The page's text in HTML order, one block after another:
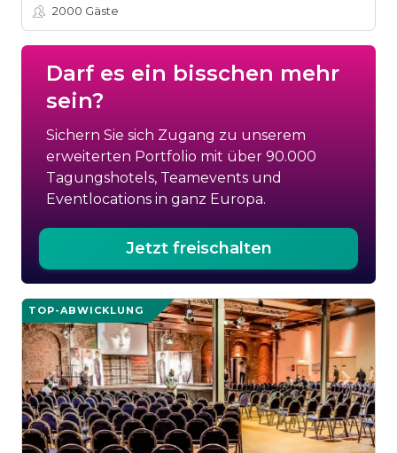
2000 Gäste
Darf es ein bisschen mehr
sein?
Sichern Sie sich Zugang zu unserem
erweiterten Portfolio mit über 90.000
Tagungshotels, Teamevents und
Eventlocations in ganz Europa.
Jetzt freischalten
TOP-ABWICKLUNG